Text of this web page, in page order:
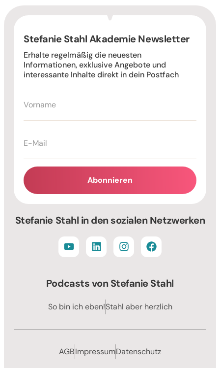
Stefanie Stahl Akademie Newsletter
Erhalte regelmäßig die neuesten
Informationen, exklusive Angebote und
interessante Inhalte direkt in dein Postfach
Abonnieren
Stefanie Stahl in den sozialen Netzwerken
Podcasts von Stefanie Stahl
So bin ich eben!Stahl aber herzlich
AGBImpressumDatenschutz